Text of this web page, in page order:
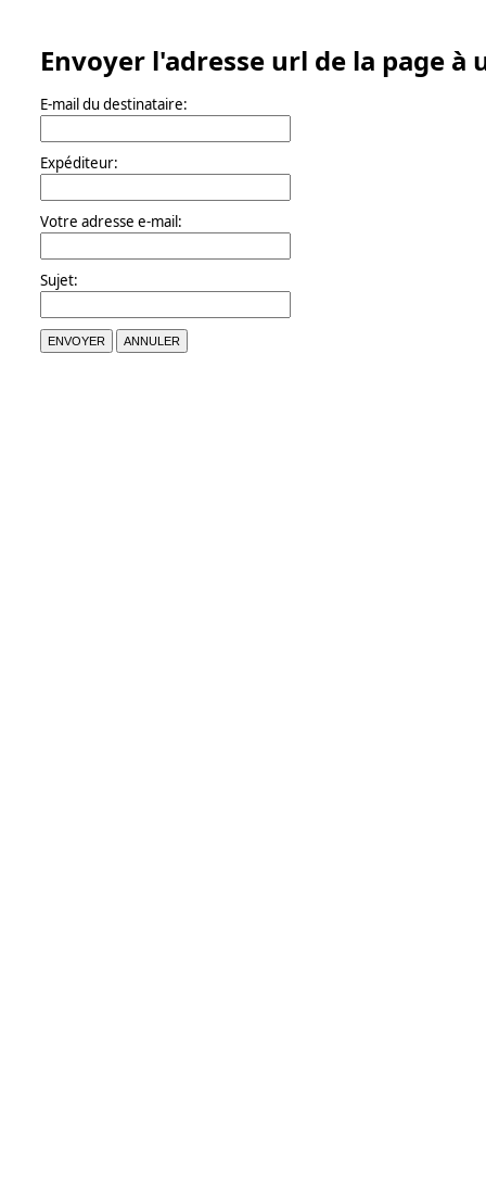
Envoyer l'adresse url de la page à
E-mail du destinataire:
Expéditeur:
Votre adresse e-mail:
Sujet:
ENVOYER ANNULER